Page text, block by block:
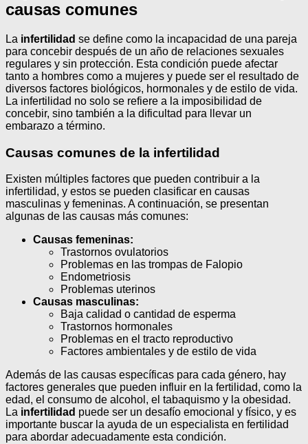
causas comunes
La infertilidad se define como la incapacidad de una pareja
para concebir después de un año de relaciones sexuales
regulares y sin protección. Esta condición puede afectar
tanto a hombres como a mujeres y puede ser el resultado de
diversos factores biológicos, hormonales y de estilo de vida.
La infertilidad no solo se refiere a la imposibilidad de
concebir, sino también a la dificultad para llevar un
embarazo a término.
Causas comunes de la infertilidad
Existen múltiples factores que pueden contribuir a la
infertilidad, y estos se pueden clasificar en causas
masculinas y femeninas. A continuación, se presentan
algunas de las causas más comunes:
Causas femeninas:
Trastornos ovulatorios
Problemas en las trompas de Falopio
Endometriosis
Problemas uterinos
Causas masculinas:
Baja calidad o cantidad de esperma
Trastornos hormonales
Problemas en el tracto reproductivo
Factores ambientales y de estilo de vida
Además de las causas específicas para cada género, hay
factores generales que pueden influir en la fertilidad, como la
edad, el consumo de alcohol, el tabaquismo y la obesidad.
La infertilidad puede ser un desafío emocional y físico, y es
importante buscar la ayuda de un especialista en fertilidad
para abordar adecuadamente esta condición.